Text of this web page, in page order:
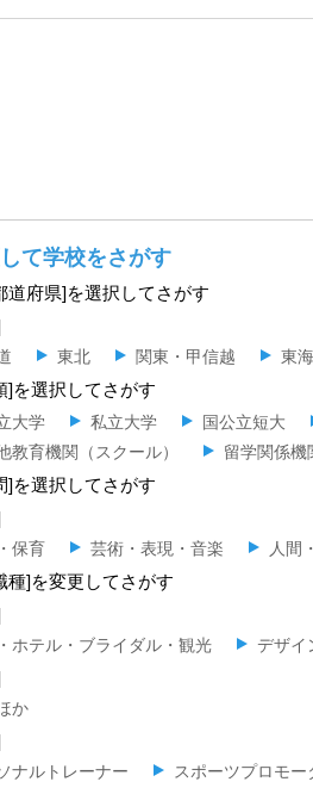
て学校をさがす
道府県]を選択してさがす
東北 関東・甲信越 東
]を選択してさがす
大学 私立大学 国公立短大
教育機関（スクール）
留学関係機
]を選択してさがす
保育 芸術・表現・音楽 人間
種]を変更してさがす
ホテル・ブライダル・観光 デザイ
か
ナルトレーナー スポーツプロモー